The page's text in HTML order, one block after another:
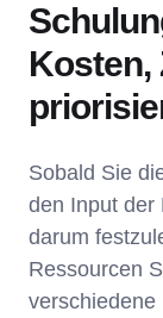
Kosten,
Sobald Sie
den Input der
darum
Ressourcen
verschiedene